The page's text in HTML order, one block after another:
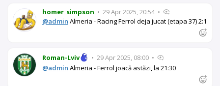
homer_simpson • 29 Apr 2025, 20:54 •
@admin Almeria - Racing Ferrol deja jucat (etapa 37) 2:1
Roman-Lviv • 29 Apr 2025, 08:00 •
@admin Almeria - Ferrol joacă astăzi, la 21:30